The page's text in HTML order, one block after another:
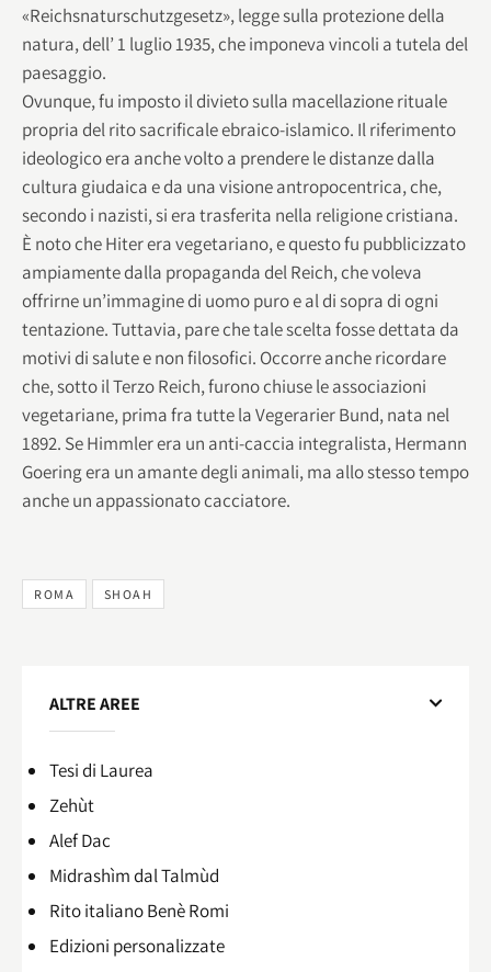
«Reichsnaturschutzgesetz», legge sulla protezione della
natura, dell’ 1 luglio 1935, che imponeva vincoli a tutela del
paesaggio.
Ovunque, fu imposto il divieto sulla macellazione rituale
propria del rito sacrificale ebraico-islamico. Il riferimento
ideologico era anche volto a prendere le distanze dalla
cultura giudaica e da una visione antropocentrica, che,
secondo i nazisti, si era trasferita nella religione cristiana.
È noto che Hiter era vegetariano, e questo fu pubblicizzato
ampiamente dalla propaganda del Reich, che voleva
offrirne un’immagine di uomo puro e al di sopra di ogni
tentazione. Tuttavia, pare che tale scelta fosse dettata da
motivi di salute e non filosofici. Occorre anche ricordare
che, sotto il Terzo Reich, furono chiuse le associazioni
vegetariane, prima fra tutte la Vegerarier Bund, nata nel
1892. Se Himmler era un anti-caccia integralista, Hermann
Goering era un amante degli animali, ma allo stesso tempo
anche un appassionato cacciatore.
ROMA SHOAH
ALTRE AREE
Tesi di Laurea
Zehùt
Alef Dac
Midrashìm dal Talmùd
Rito italiano Benè Romi​
Edizioni personalizzate